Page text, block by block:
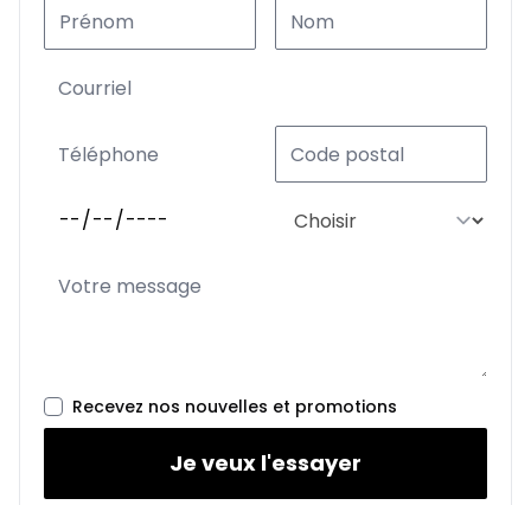
Recevez nos nouvelles et promotions
Je veux l'essayer